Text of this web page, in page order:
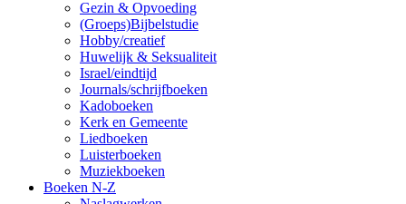
Gezin & Opvoeding
(Groeps)Bijbelstudie
Hobby/creatief
Huwelijk & Seksualiteit
Israel/eindtijd
Journals/schrijfboeken
Kadoboeken
Kerk en Gemeente
Liedboeken
Luisterboeken
Muziekboeken
Boeken N-Z